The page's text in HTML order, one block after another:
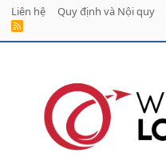
Liên hệ
Quy định và Nội quy
R